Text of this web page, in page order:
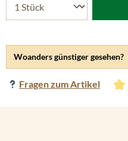
Woanders günstiger gesehen?
Fragen zum Artikel